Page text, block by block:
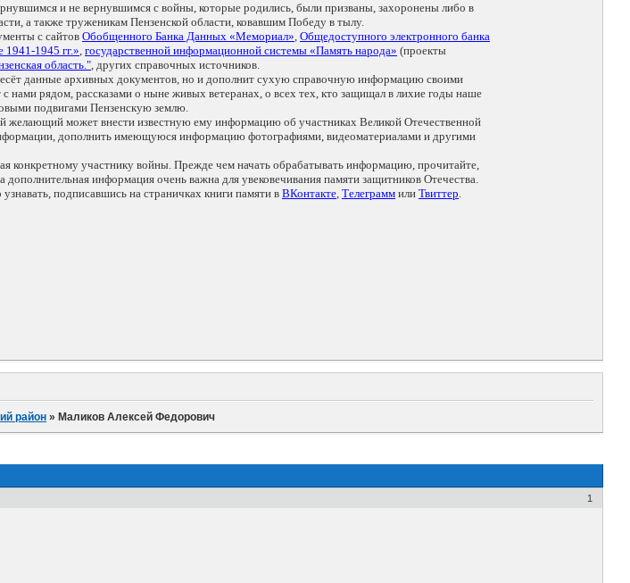
и не вернувшимся с войны, которые родились, были призваны, захоронены либо в
а также труженикам Пензенской области, ковавшим Победу в тылу.
с сайтовОбобщенного Банка Данных «Мемориал», Общедоступного электронного банка
1941-1945 гг.», государственной информационной системы «Память народа» (проекты
область.", других справочных источников.
данные архивных документов, но и дополнит сухую справочную информацию своими
нами рядом, рассказами о ныне живых ветеранах, о всех тех, кто защищал в лихие годы наше
подвигами Пензенскую землю.
желающий может внести известную ему информацию об участниках Великой Отечественной
дополнить имеющуюся информацию фотографиями, видеоматериалами и другими
конкретному участнику войны. Прежде чем начать обрабатывать информацию, прочитайте,
информация очень важна для увековечивания памяти защитников Отечества.
подписавшись на страничках книги памяти вВКонтакте, Телеграмм или Твиттер.
район » Маликов Алексей Федорович
1